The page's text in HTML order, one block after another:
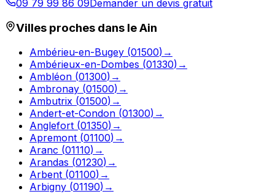
09 79 99 86 09 Demander un devis gratuit
Villes proches dans leAin
Ambérieu-en-Bugey (01500) →
Ambérieux-en-Dombes (01330) →
Ambléon (01300) →
Ambronay (01500) →
Ambutrix (01500) →
Andert-et-Condon (01300) →
Anglefort (01350) →
Apremont (01100) →
Aranc (01110) →
Arandas (01230) →
Arbent (01100) →
Arbigny (01190) →